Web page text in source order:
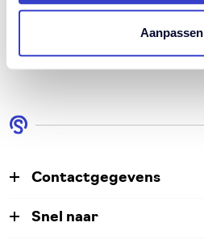
Aanpassen
Volgende
Contactgegevens
Snel naar